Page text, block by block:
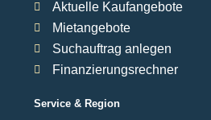
Aktuelle Kaufangebote
Mietangebote
Suchauftrag anlegen
Finanzierungsrechner
Service & Region